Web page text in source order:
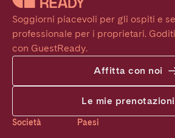
Soggiorni piacevoli per gli ospiti e
professionale per i proprietari.
con GuestReady.
Affitta con noi
Le mie prenotazioni
Società Paesi